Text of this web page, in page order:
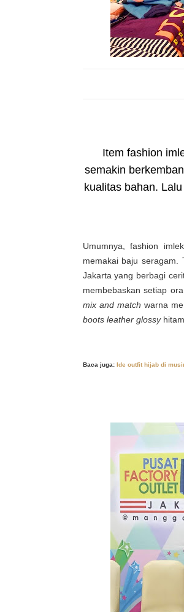
Item fashion
semakin
kualitas bahan.
Umumnya, fashion
memakai baju seragam.
Jakarta yang berbagi
membebaskan setiap
mix and match warna
boots leather glossy
Baca juga: Ide outfit hijab di